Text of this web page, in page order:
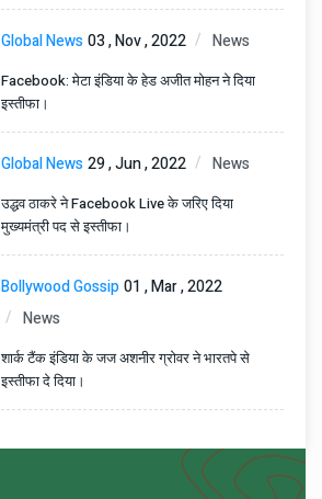
Global News03 , Nov , 2022 News
Facebook: मेटा इंडिया के हेड अजीत मोहन ने दिया
इस्तीफा।
Global News29 , Jun , 2022 News
उद्धव ठाकरे ने Facebook Live के जरिए दिया
मुख्यमंत्री पद से इस्तीफा।
Bollywood Gossip01 , Mar , 2022
News
शार्क टैंक इंडिया के जज अशनीर ग्रोवर ने भारतपे से
इस्तीफा दे दिया।